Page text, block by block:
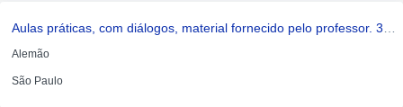
Alemão
São Paulo